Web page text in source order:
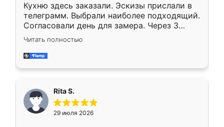
Кухню здесь заказали. Эскизы прислали в
телеграмм. Выбрали наиболее подходящий.
Согласовали день для замера. Через 3
недели кухня была уже готова. Остались
довольны работой. Спасибо Ренессанс
мебель за качественную работу!
Читать полностью
Rita S.
29 июля 2026